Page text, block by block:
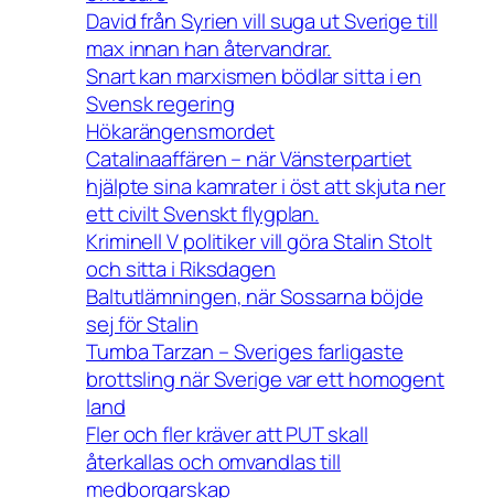
David från Syrien vill suga ut Sverige till
max innan han återvandrar.
Snart kan marxismen bödlar sitta i en
Svensk regering
Hökarängensmordet
Catalinaaffären – när Vänsterpartiet
hjälpte sina kamrater i öst att skjuta ner
ett civilt Svenskt flygplan.
Kriminell V politiker vill göra Stalin Stolt
och sitta i Riksdagen
Baltutlämningen, när Sossarna böjde
sej för Stalin
Tumba Tarzan – Sveriges farligaste
brottsling när Sverige var ett homogent
land
Fler och fler kräver att PUT skall
återkallas och omvandlas till
medborgarskap